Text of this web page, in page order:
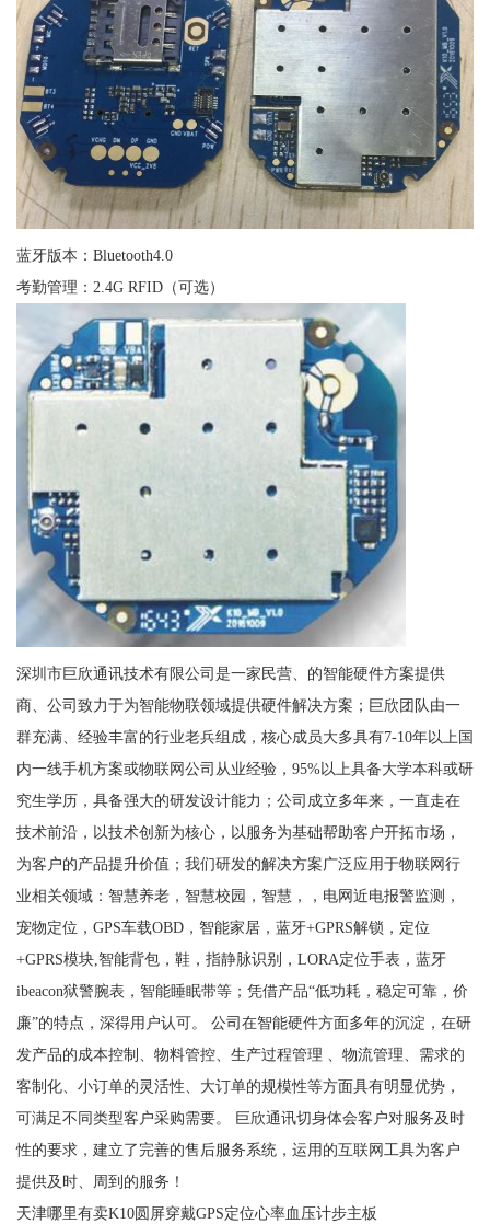
蓝牙版本：Bluetooth4.0
考勤管理：2.4G RFID（可选）
深圳市巨欣通讯技术有限公司是一家民营、的智能硬件方案提供
商、公司致力于为智能物联领域提供硬件解决方案；巨欣团队由一
群充满、经验丰富的行业老兵组成，核心成员大多具有7-10年以上国
内一线手机方案或物联网公司从业经验，95%以上具备大学本科或研
究生学历，具备强大的研发设计能力；公司成立多年来，一直走在
技术前沿，以技术创新为核心，以服务为基础帮助客户开拓市场，
为客户的产品提升价值；我们研发的解决方案广泛应用于物联网行
业相关领域：智慧养老，智慧校园，智慧，，电网近电报警监测，
宠物定位，GPS车载OBD，智能家居，蓝牙+GPRS解锁，定位
+GPRS模块,智能背包，鞋，指静脉识别，LORA定位手表，蓝牙
ibeacon狱警腕表，智能睡眠带等；凭借产品“低功耗，稳定可靠，价
廉”的特点，深得用户认可。 公司在智能硬件方面多年的沉淀，在研
发产品的成本控制、物料管控、生产过程管理 、物流管理、需求的
客制化、小订单的灵活性、大订单的规模性等方面具有明显优势，
可满足不同类型客户采购需要。 巨欣通讯切身体会客户对服务及时
性的要求，建立了完善的售后服务系统，运用的互联网工具为客户
提供及时、周到的服务！
天津哪里有卖K10圆屏穿戴GPS定位心率血压计步主板